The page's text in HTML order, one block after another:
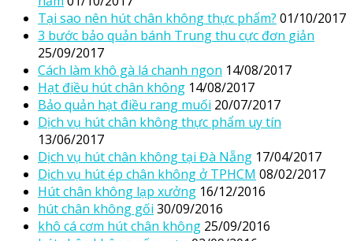
Tại sao nên hút chân không thực phẩm? 01/10/2017
3 bước bảo quản bánh Trung thu cực đơn giản
25/09/2017
Cách làm khô gà lá chanh ngon 14/08/2017
Hạt điều hút chân không 14/08/2017
Bảo quản hạt điều rang muối 20/07/2017
Dịch vụ hút chân không thực phẩm uy tín
13/06/2017
Dịch vụ hút chân không tại Đà Nẵng 17/04/2017
Dịch vụ hút ép chân không ở TPHCM 08/02/2017
Hút chân không lạp xưởng 16/12/2016
hút chân không gối 30/09/2016
khô cá cơm hút chân không 25/09/2016